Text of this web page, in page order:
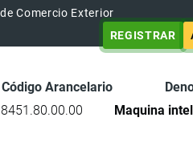
de Comercio Exterior
REGISTRAR
Código Arancelario
8451.80.00.00
Maquina